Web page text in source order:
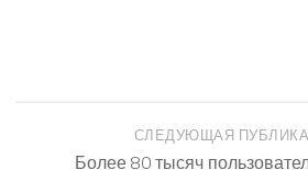
СЛЕДУЮЩАЯ
Более 80 тысяч